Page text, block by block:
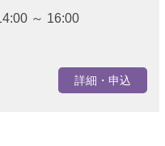
～ 16:00
詳細・申込